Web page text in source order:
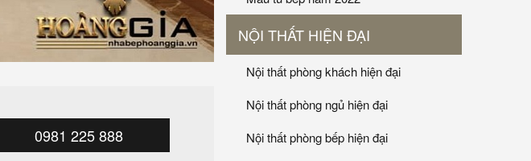
0981 225 888
NỘI THẤT HIỆN ĐẠI
Nội thất phòng khách hiện đại
Nội thất phòng ngủ hiện đại
Nội thất phòng bếp hiện đại